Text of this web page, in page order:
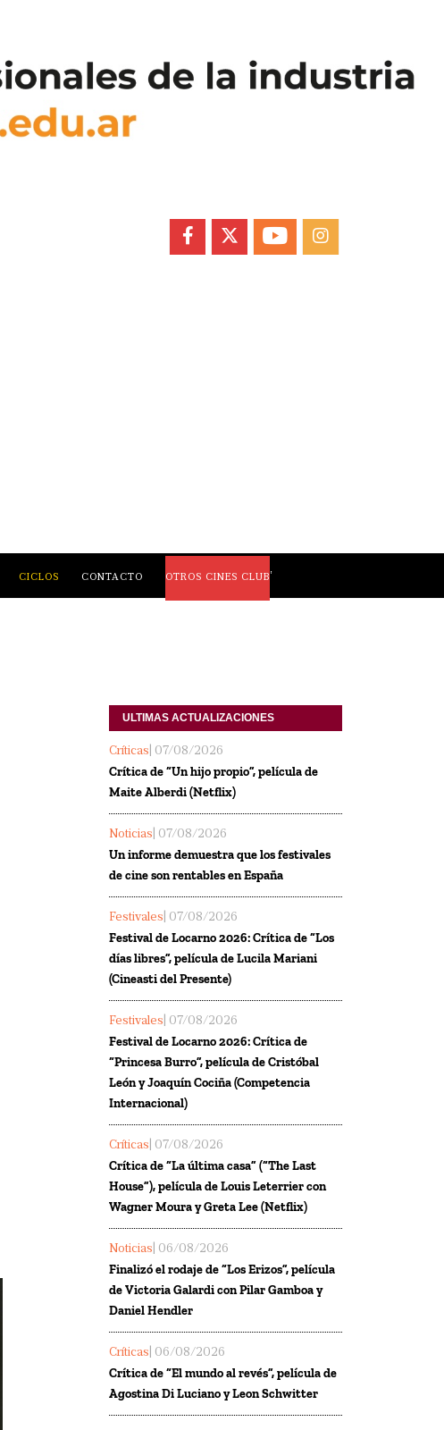
FACEBOOKYOUTUBEINSTAGRAM
CICLOS CONTACTO OTROS CINES CLUB
ULTIMAS ACTUALIZACIONES
Críticas | 07/08/2026
Crítica de “Un hijo propio”, película de
Maite Alberdi (Netflix)
Noticias | 07/08/2026
Un informe demuestra que los festivales
de cine son rentables en España
Festivales | 07/08/2026
Festival de Locarno 2026: Crítica de “Los
días libres”, película de Lucila Mariani
(Cineasti del Presente)
Festivales | 07/08/2026
Festival de Locarno 2026: Crítica de
“Princesa Burro”, película de Cristóbal
León y Joaquín Cociña (Competencia
Internacional)
Críticas | 07/08/2026
Crítica de “La última casa” (“The Last
House”), película de Louis Leterrier con
Wagner Moura y Greta Lee (Netflix)
Noticias | 06/08/2026
Finalizó el rodaje de “Los Erizos”, película
de Victoria Galardi con Pilar Gamboa y
Daniel Hendler
Críticas | 06/08/2026
Crítica de “El mundo al revés”, película de
Agostina Di Luciano y Leon Schwitter